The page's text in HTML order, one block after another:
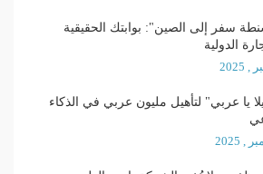
سفر إلى الصين": بوابتك الحقيقية
الدولية
يا عربي" لتأهيل مليون عربي في الذكاء